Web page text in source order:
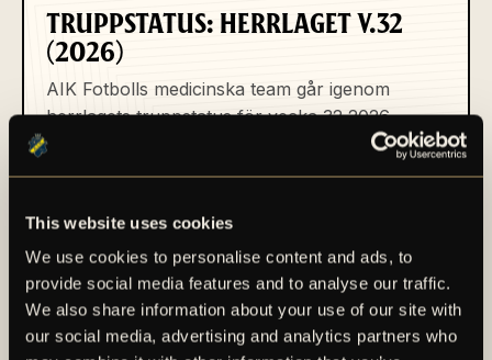
This website uses cookies
We use cookies to personalise content and ads, to
provide social media features and to analyse our traffic.
We also share information about your use of our site with
our social media, advertising and analytics partners who
TRUPPSTATUS: HERRLAGET V.32
(2026)
AIK Fotbolls medicinska team går igenom
herrlagets truppstatus för vecka 32 2026.
Herrar